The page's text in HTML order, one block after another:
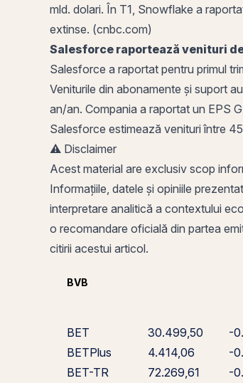
mld. dolari. În T1, Snowflake a
extinse. (cnbc.com)
Salesforce raportează venituri de
Salesforce a raportat pentru primul
Veniturile din abonamente și suport
an/an. Compania a raportat un EPS
Salesforce estimează venituri între
⚠️ Disclaimer
Acest material are exclusiv scop
Informațiile, datele și opiniile
interpretare analitică a contextului
o recomandare oficială din partea
citirii acestui articol.
BVB
BET 30.499,50
-
BETPlus
4.414,06
-
BET-TR
72.269,61
-